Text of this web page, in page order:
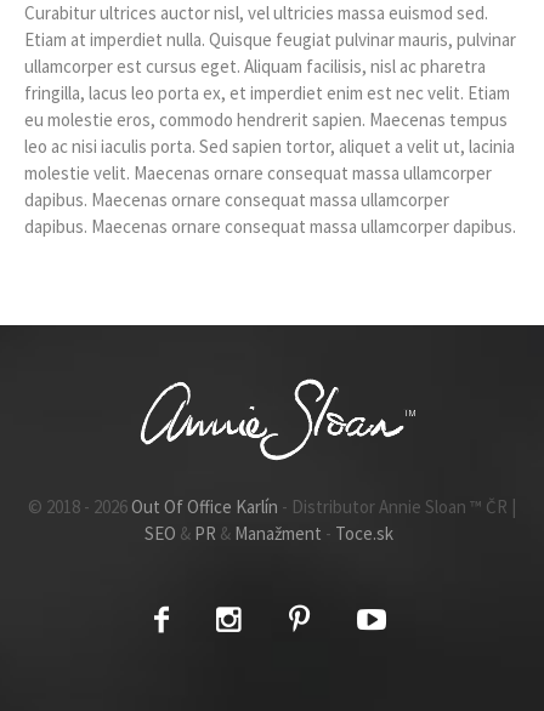
Curabitur ultrices auctor nisl, vel ultricies massa euismod sed.
Etiam at imperdiet nulla. Quisque feugiat pulvinar mauris, pulvinar
ullamcorper est cursus eget. Aliquam facilisis, nisl ac pharetra
fringilla, lacus leo porta ex, et imperdiet enim est nec velit. Etiam
eu molestie eros, commodo hendrerit sapien. Maecenas tempus
leo ac nisi iaculis porta. Sed sapien tortor, aliquet a velit ut, lacinia
molestie velit. Maecenas ornare consequat massa ullamcorper
dapibus. Maecenas ornare consequat massa ullamcorper
dapibus. Maecenas ornare consequat massa ullamcorper dapibus.
© 2018 - 2026 Out Of Office Karlín - Distributor Annie Sloan ™ ČR |
SEO & PR & Manažment - Toce.sk